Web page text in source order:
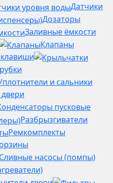
Датчики
Дозаторы
Заливные ёмкости
Клапаны
и сальники
пусковые
Разбрызгиватели
Ремкомплекты
Сливные насосы (помпы)